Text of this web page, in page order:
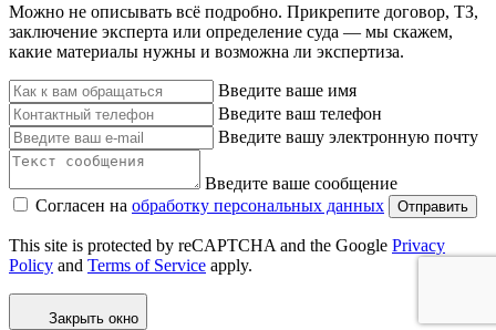
Можно не описывать всё подробно. Прикрепите договор, ТЗ,
заключение эксперта или определение суда — мы скажем,
какие материалы нужны и возможна ли экспертиза.
Введите ваше имя
Введите ваш телефон
Введите вашу электронную почту
Введите ваше сообщение
Согласен на обработку персональных данных Отправить
This site is protected by reCAPTCHA and the Google Privacy
Policy and Terms of Service apply.
Закрыть окно